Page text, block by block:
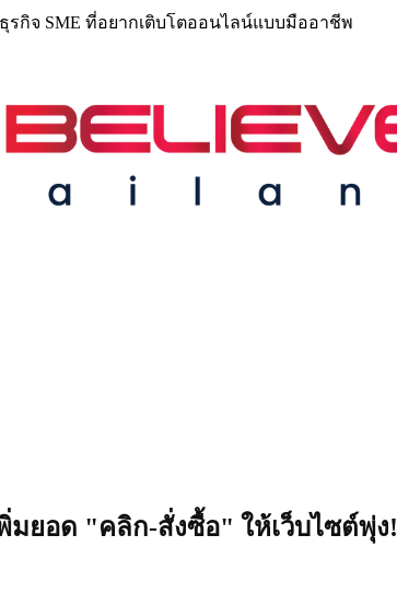
กิจ SME ที่อยากเติบโตออนไลน์แบบมืออาชีพ
มยอด "คลิก-สั่งซื้อ" ให้เว็บไซต์พุ่ง!